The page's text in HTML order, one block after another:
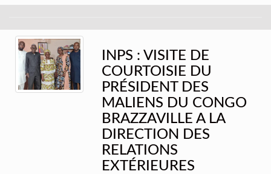
INPS : VISITE DE
COURTOISIE DU
PRÉSIDENT DES
MALIENS DU CONGO
BRAZZAVILLE A LA
DIRECTION DES
RELATIONS
EXTÉRIEURES